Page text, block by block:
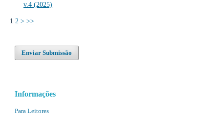
v.4 (2025)
1 2 > >>
Enviar Submissão
Informações
Para Leitores